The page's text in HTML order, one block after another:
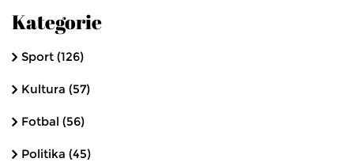
Kategorie
Sport (126)
Kultura (57)
Fotbal (56)
Politika (45)